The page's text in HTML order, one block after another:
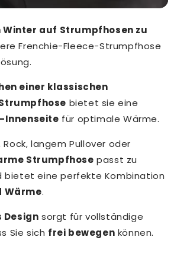
Winter auf Strumpfhosen zu
Frenchie-Fleece-Strumpfhose
einer klassischen
bietet sie eine
Innenseite für optimale Wärme.
langem Pullover oder
Strumpfhose passt zu
bietet eine perfekte Kombination
Wärme.
sorgt für vollständige
Sie sich frei bewegen können.